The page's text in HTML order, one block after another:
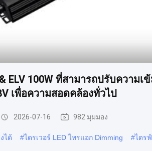
ELV 100W ที่สามารถปรับความ
เพื่อความสอดคล้องทั่วไป
2026-07-16 982 มุมมอง
ได้ #ไดรเวอร์ LED ไทรแอก Dimming #ไดร